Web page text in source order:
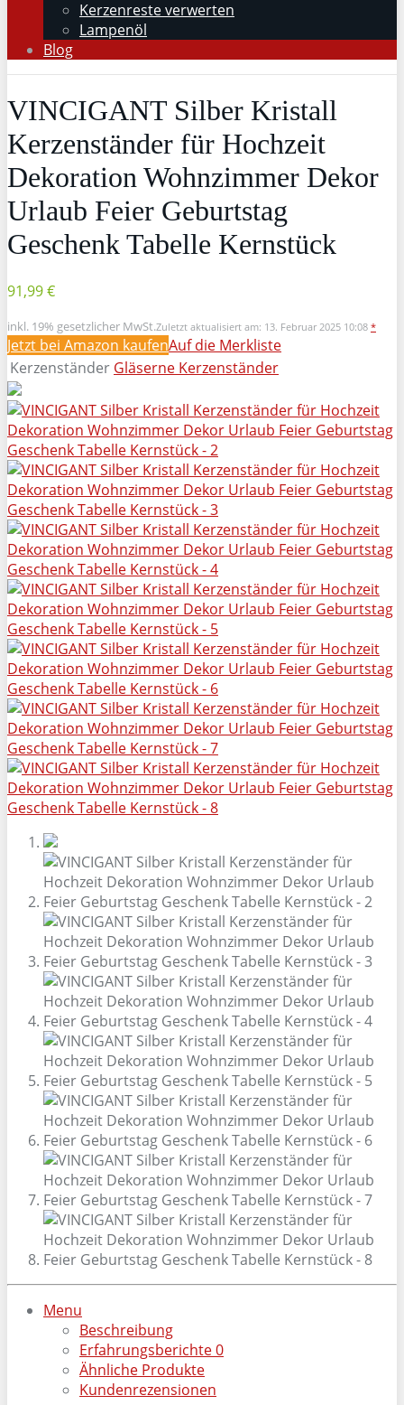
Kerzenreste verwerten
Lampenöl
Blog
VINCIGANT Silber Kristall
Kerzenständer für Hochzeit
Dekoration Wohnzimmer Dekor
Urlaub Feier Geburtstag
Geschenk Tabelle Kernstück
91,99 €
inkl. 19% gesetzlicher MwSt.Zuletzt aktualisiert am: 13. Februar 2025 10:08 *
Jetzt bei Amazon kaufenAuf die Merkliste
Kerzenständer Gläserne Kerzenständer
Menu
Beschreibung
Erfahrungsberichte0
Ähnliche Produkte
Kundenrezensionen